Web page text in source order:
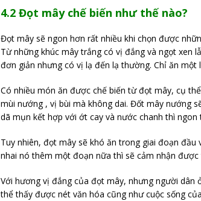
4.2 Đọt mây chế biến như thế nào?
Đọt mây sẽ ngon hơn rất nhiều khi chọn được
Từ những khúc mây trắng có vị đắng và ngọt xen
đơn giản nhưng có vị lạ đến lạ thường. Chỉ ăn một
Có nhiều món ăn được chế biến từ đọt mây, cụ
mùi nướng , vị bùi mà không dai. Đốt mây nướng
dã mụn kết hợp với ớt cay và nước chanh thì ngon
Tuy nhiên, đọt mây sẽ khó ăn trong giai đoạn
nhai nó thêm một đoạn nữa thì sẽ cảm nhận
Với hương vị đắng của đọt mây, nhưng người
thể thấy được nét văn hóa cũng như cuộc sống